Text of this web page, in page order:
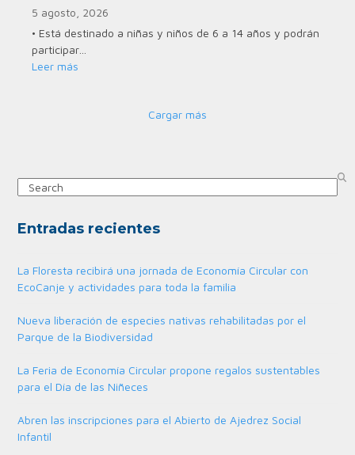
5 agosto, 2026
• Está destinado a niñas y niños de 6 a 14 años y podrán
participar…
Leer más
Cargar más
Search
Entradas recientes
La Floresta recibirá una jornada de Economía Circular con
EcoCanje y actividades para toda la familia
Nueva liberación de especies nativas rehabilitadas por el
Parque de la Biodiversidad
La Feria de Economía Circular propone regalos sustentables
para el Día de las Niñeces
Abren las inscripciones para el Abierto de Ajedrez Social
Infantil